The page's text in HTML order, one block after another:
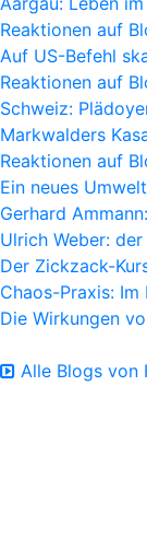
Reaktionen auf
Auf US-Befehl
Reaktionen auf
Schweiz:
Markwalders
Reaktionen auf
Ein neues
Gerhard
Ulrich Weber:
Der Zickzack-
Chaos-Praxis:
Die Wirkungen
Alle Blogs von